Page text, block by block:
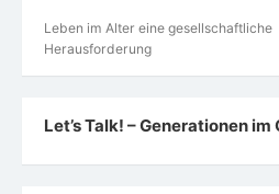
Leben im Alter eine gesellschaftliche
Herausforderung
Let’s Talk! – Generationen im